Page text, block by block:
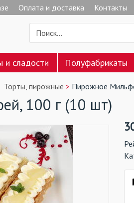
Оплата и доставка Контакты
и сладости Полуфабрикаты
Торты, пирожные Пирожное
100 г (10 шт)